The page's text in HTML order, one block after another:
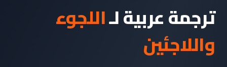
ترجمة عربية لـاللجوء
واللاجئين